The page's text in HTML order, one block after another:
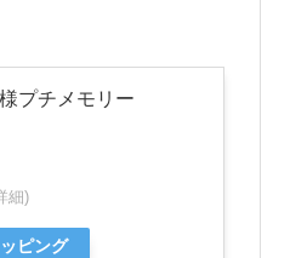
プチメモリー
細)
ピング